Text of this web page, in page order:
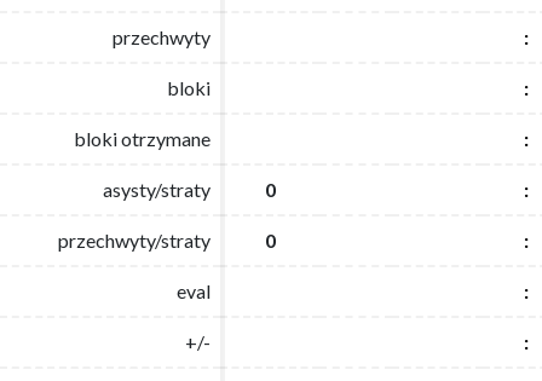
przechwyty :
bloki :
bloki otrzymane :
asysty/straty 0 :
przechwyty/straty 0 :
eval :
+/- :
przechwyty :
bloki :
bloki otrzymane :
asysty/straty 0 :
przechwyty/straty 0 :
eval :
+/- :